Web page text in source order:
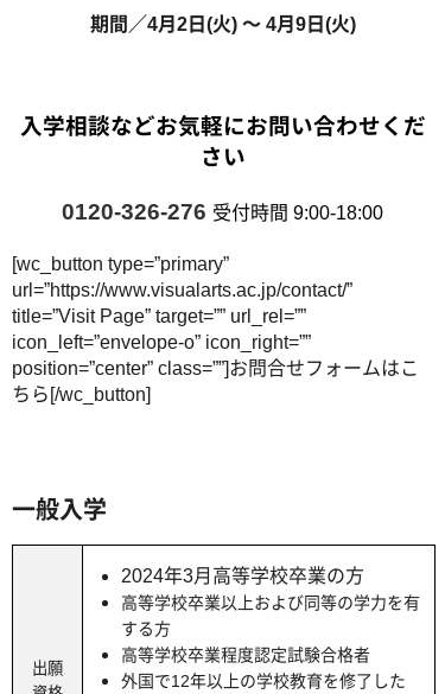
期間／4月2日(火) ～ 4月9日(火)
入学相談などお気軽にお問い合わせくだ
さい
0120-326-276 受付時間 9:00-18:00
[wc_button type=”primary”
url=”https://www.visualarts.ac.jp/contact/”
title=”Visit Page” target=”” url_rel=””
icon_left=”envelope-o” icon_right=””
position=”center” class=””]お問合せフォームはこ
ちら[/wc_button]
一般入学
出願
2024年3月高等学校卒業の方
高等学校卒業以上および同等の学力を有
する方
高等学校卒業程度認定試験合格者
外国で12年以上の学校教育を修了した